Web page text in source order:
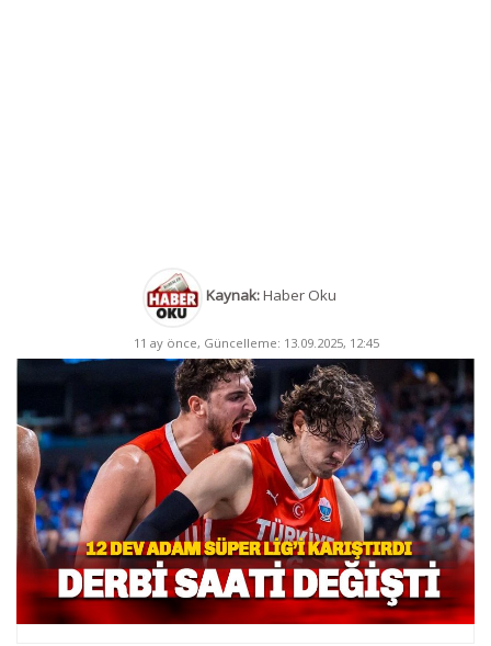
Kaynak:Haber Oku
11 ay önce, Güncelleme: 13.09.2025, 12:45